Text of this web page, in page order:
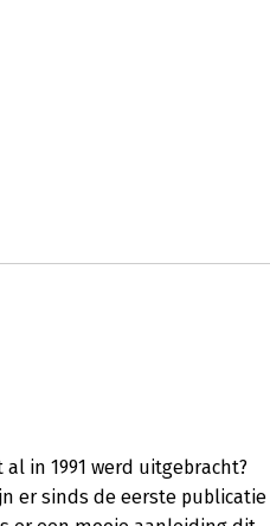
in 1991 werd uitgebracht?
er sinds de eerste publicatie